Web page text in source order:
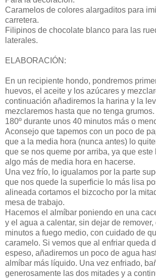
Caramelos de colores alargaditos para
carretera.
Filipinos de chocolate blanco para las
laterales.
ELABORACIÓN:
En un recipiente hondo, pondremos
huevos, el aceite y los azúcares y
continuación añadiremos la harina y la
mezclaremos hasta que no tenga
180º durante unos 40 minutos más o
Aconsejo que tapemos con un poco de
que a la media hora (nunca antes) lo
que se nos queme por arriba, ya que este
algo más de media hora en hacerse.
Una vez frío, lo igualamos por la parte
que nos quede la superficie lo más lisa
alineada cortamos el bizcocho por la
mesa de trabajo.
Hacemos el almíbar poniendo en una
y el agua a calentar, sin dejar de
minutos a fuego medio, con cuidado de
caramelo. Si vemos que al enfriar queda
espeso, añadiremos un poco de agua
almíbar más líquido. Una vez enfriado,
generosamente las dos mitades y a